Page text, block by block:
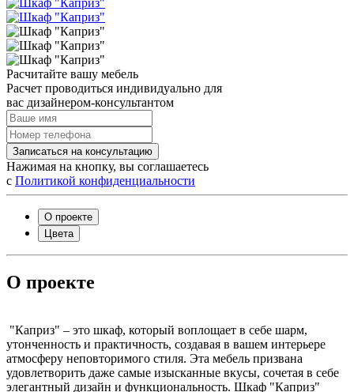
Расчитайте вашу мебель
Расчет проводиться индивидуально для
вас дизайнером-консультантом
Записаться на консультацию
Нажимая на кнопку, вы соглашаетесь
с Политикой конфиденциальности
О проекте
Цвета
О проекте
"Каприз" – это шкаф, который воплощает в себе шарм,
утонченность и практичность, создавая в вашем интерьере
атмосферу неповторимого стиля. Эта мебель призвана
удовлетворить даже самые изысканные вкусы, сочетая в себе
элегантный дизайн и функциональность. Шкаф "Каприз"